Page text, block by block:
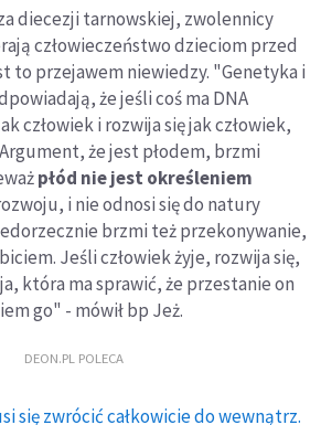
diecezji tarnowskiej, zwolennicy
człowieczeństwo dzieciom przed
to przejawem niewiedzy. "Genetyka i
że jeśli coś ma DNA
człowiek i rozwija się jak człowiek,
że jest płodem, brzmi
płód nie jest określeniem
i nie odnosi się do natury
brzmi też przekonywanie,
Jeśli człowiek żyje, rozwija się,
która ma sprawić, że przestanie on
go" - mówił bp Jeż.
DEON.PL POLECA
się zwrócić całkowicie do wewnątrz.